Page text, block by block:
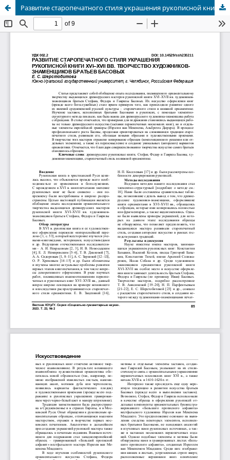
Развитие старопечатного стиля украшения рукописной книги XVI–XVII вв. Творчество художников-знаменщиков братьев Басовых